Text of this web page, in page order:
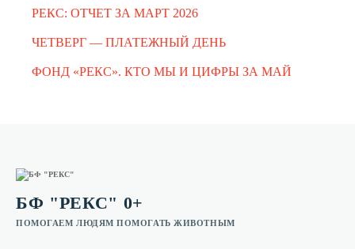
РЕКС: ОТЧЕТ ЗА МАРТ 2026
ЧЕТВЕРГ — ПЛАТЕЖНЫЙ ДЕНЬ
ФОНД «РЕКС». КТО МЫ И ЦИФРЫ ЗА МАЙ
БФ "РЕКС" 0+
ПОМОГАЕМ ЛЮДЯМ ПОМОГАТЬ ЖИВОТНЫМ